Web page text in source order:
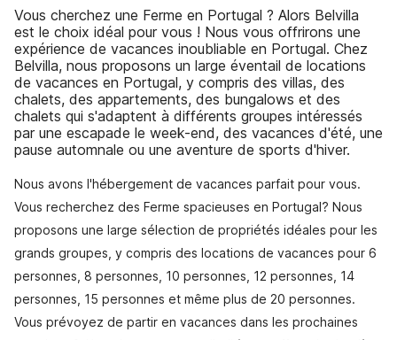
Vous cherchez une Ferme en Portugal ? Alors Belvilla
est le choix idéal pour vous ! Nous vous offrirons une
expérience de vacances inoubliable en Portugal. Chez
Belvilla, nous proposons un large éventail de locations
de vacances en Portugal, y compris des villas, des
chalets, des appartements, des bungalows et des
chalets qui s'adaptent à différents groupes intéressés
par une escapade le week-end, des vacances d'été, une
pause automnale ou une aventure de sports d'hiver.
Nous avons l'hébergement de vacances parfait pour vous.
Vous recherchez des Ferme spacieuses en Portugal? Nous
proposons une large sélection de propriétés idéales pour les
grands groupes, y compris des locations de vacances pour 6
personnes, 8 personnes, 10 personnes, 12 personnes, 14
personnes, 15 personnes et même plus de 20 personnes.
Vous prévoyez de partir en vacances dans les prochaines